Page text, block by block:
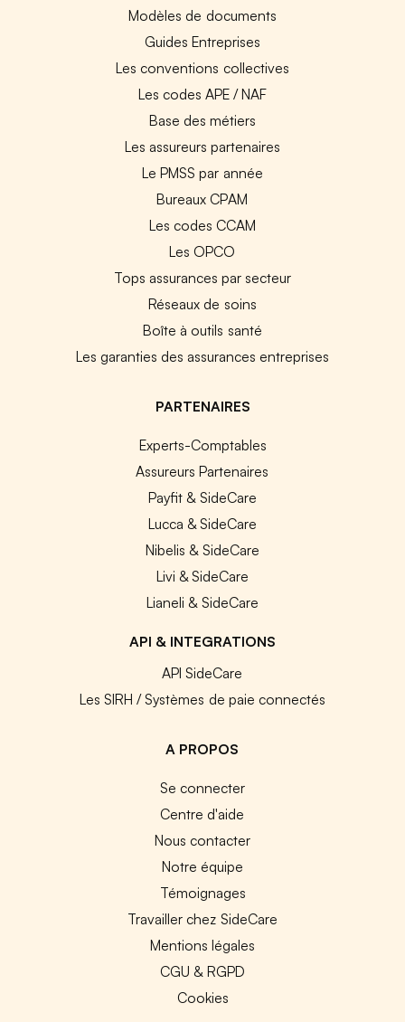
Modèles de documents
Guides Entreprises
Les conventions collectives
Les codes APE / NAF
Base des métiers
Les assureurs partenaires
Le PMSS par année
Bureaux CPAM
Les codes CCAM
Les OPCO
Tops assurances par secteur
Réseaux de soins
Boîte à outils santé
Les garanties des assurances entreprises
PARTENAIRES
Experts-Comptables
Assureurs Partenaires
Payfit & SideCare
Lucca & SideCare
Nibelis & SideCare
Livi & SideCare
Lianeli & SideCare
API & INTEGRATIONS
API SideCare
Les SIRH / Systèmes de paie connectés
A PROPOS
Se connecter
Centre d'aide
Nous contacter
Notre équipe
Témoignages
Travailler chez SideCare
Mentions légales
CGU & RGPD
Cookies